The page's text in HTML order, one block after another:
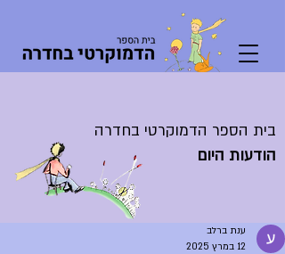
בית הספר הדמוקרטי בחדרה
הודעות היום
ענת ברלב
12 במרץ 2025